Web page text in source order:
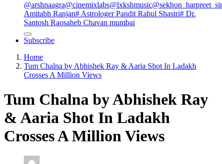
@arshnaagra@cinemixlabs@lxkshmusic
Amitabh Ranjan# Astrologer Pandit Rahul Shastri# Dr.
Santosh Raosaheb Chavan mumbai
Subscribe
Home
Tum Chalna by Abhishek Ray & Aaria Shot In Ladakh
Crosses A Million Views
Tum Chalna by Abhishek Ray
& Aaria Shot In Ladakh
Crosses A Million Views